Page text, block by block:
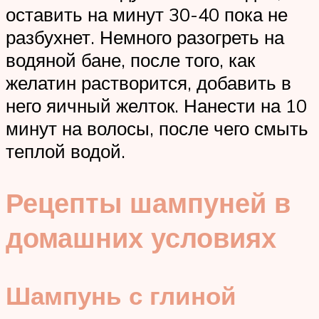
оставить на минут 30-40 пока не
разбухнет. Немного разогреть на
водяной бане, после того, как
желатин растворится, добавить в
него яичный желток. Нанести на 10
минут на волосы, после чего смыть
теплой водой.
Рецепты шампуней в
домашних условиях
Шампунь с глиной